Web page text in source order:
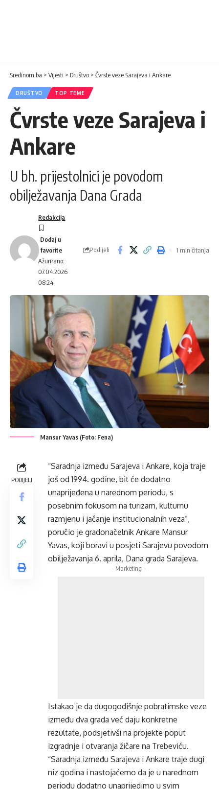
Sredinom.ba > Vijesti > Društvo > Čvrste veze Sarajeva i Ankare
DRUŠTVO TOP TEME
Čvrste veze Sarajeva i
Ankare
U bh. prijestolnici je povodom
obilježavanja Dana Grada
Ažurirano:
07.04.2026
08:24
Redakcija
Podijeli 1 min čitanja
Mansur Yavas (Foto: Fena)
PODIJELI
“Saradnja između Sarajeva i Ankare, koja traje
još od 1994. godine, bit će dodatno
unaprijeđena u narednom periodu, s
posebnim fokusom na turizam, kulturnu
razmjenu i jačanje institucionalnih veza”,
poručio je gradonačelnik Ankare Mansur
Yavas, koji boravi u posjeti Sarajevu povodom
obilježavanja 6. aprila, Dana grada Sarajeva.
- Marketing -
Istakao je da dugogodišnje pobratimske veze
između dva grada već daju konkretne
rezultate, podsjetivši na projekte poput
izgradnje i otvaranja žičare na Trebeviću.
“Saradnja između Sarajeva i Ankare traje dugi
niz godina i nastojaćemo da je u narednom
periodu dodatno unaprijedimo u svim